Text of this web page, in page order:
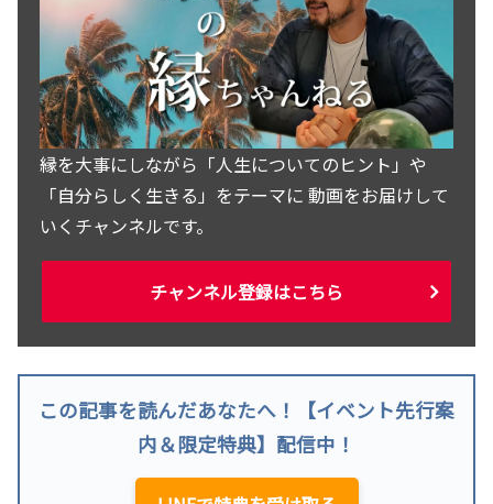
縁を大事にしながら「人生についてのヒント」や
「自分らしく生きる」をテーマに 動画をお届けして
いくチャンネルです。
チャンネル登録はこちら
この記事を読んだあなたへ！【イベント先行案
内＆限定特典】配信中！